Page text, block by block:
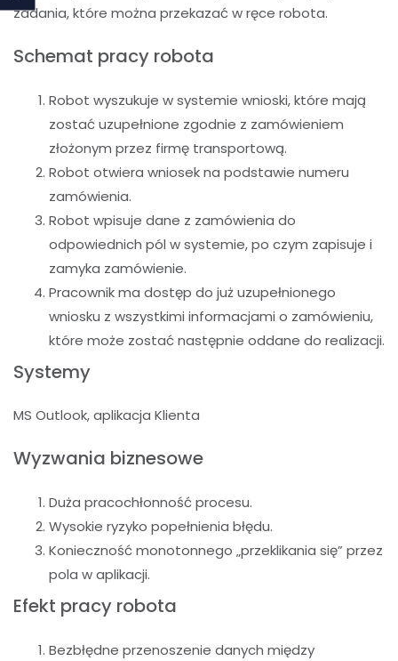
zadania, które można przekazać w ręce robota.
Schemat pracy robota
Robot wyszukuje w systemie wnioski, które mają
zostać uzupełnione zgodnie z zamówieniem
złożonym przez firmę transportową.
Robot otwiera wniosek na podstawie numeru
zamówienia.
Robot wpisuje dane z zamówienia do
odpowiednich pól w systemie, po czym zapisuje i
zamyka zamówienie.
Pracownik ma dostęp do już uzupełnionego
wniosku z wszystkimi informacjami o zamówieniu,
które może zostać następnie oddane do realizacji.
Systemy
MS Outlook, aplikacja Klienta
Wyzwania biznesowe
Duża pracochłonność procesu.
Wysokie ryzyko popełnienia błędu.
Konieczność monotonnego „przeklikania się” przez
pola w aplikacji.
Efekt pracy robota
Bezbłędne przenoszenie danych między